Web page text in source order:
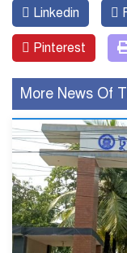
Linkedin
Pinterest
More News Of